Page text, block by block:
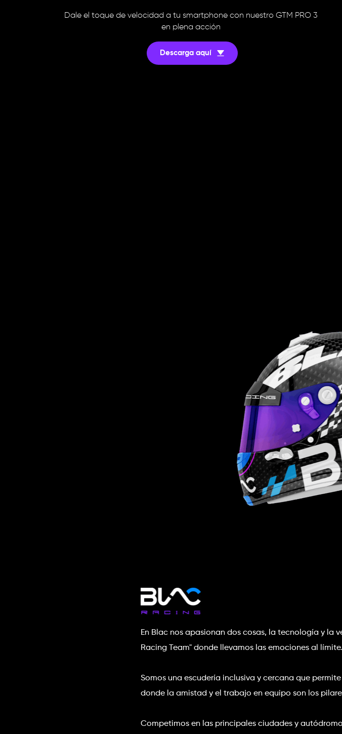
Dale el toque de velocidad a tu smartphone con nuestro GTM PRO 3
en plena acción
Descarga aquí
En Blac nos apasionan dos cosas, la tecnología y la
Racing Team" donde llevamos las emociones al límite.
Somos una escudería inclusiva y cercana que
donde la amistad y el trabajo en equipo son los
Competimos en las principales ciudades y